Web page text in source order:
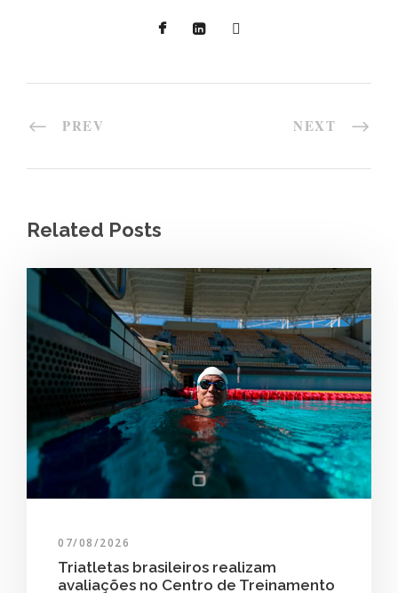
PREV NEXT
Related Posts
07/08/2026
Triatletas brasileiros realizam
avaliações no Centro de Treinamento